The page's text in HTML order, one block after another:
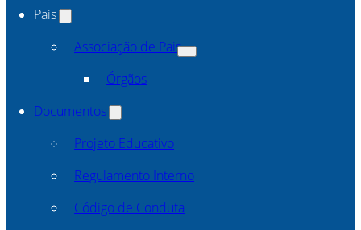
Pais
Associação de Pais
Órgãos
Documentos
Projeto Educativo
Regulamento Interno
Código de Conduta